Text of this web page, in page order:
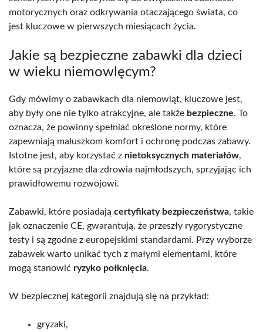
motorycznych oraz odkrywania otaczającego świata, co
jest kluczowe w pierwszych miesiącach życia.
Jakie są bezpieczne zabawki dla dzieci
w wieku niemowlęcym?
Gdy mówimy o zabawkach dla niemowląt, kluczowe jest,
aby były one nie tylko atrakcyjne, ale także bezpieczne. To
oznacza, że powinny spełniać określone normy, które
zapewniają maluszkom komfort i ochronę podczas zabawy.
Istotne jest, aby korzystać z nietoksycznych materiałów,
które są przyjazne dla zdrowia najmłodszych, sprzyjając ich
prawidłowemu rozwojowi.
Zabawki, które posiadają certyfikaty bezpieczeństwa, takie
jak oznaczenie CE, gwarantują, że przeszły rygorystyczne
testy i są zgodne z europejskimi standardami. Przy wyborze
zabawek warto unikać tych z małymi elementami, które
mogą stanowić ryzyko połknięcia.
W bezpiecznej kategorii znajdują się na przykład:
gryzaki,